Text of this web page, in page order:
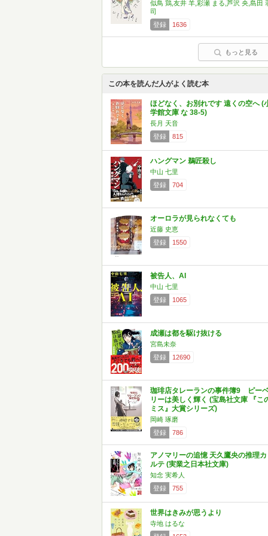
似鳥 鶏,友井 羊,彩瀬 まる,芦沢 央,島田
司
登録
1636
もっと見る
この本を読んだ人がよく読む本
ほどなく、お別れです 遠くの空へ (
学館文庫 な 38-5)
長月 天音
登録
815
ハングマン 鵜匠殺し
中山 七里
登録
704
オーロラが見られなくても
近藤 史恵
登録
1550
被告人、AI
中山 七里
登録
1065
成瀬は都を駆け抜ける
宮島未奈
登録
12690
珈琲店タレーランの事件簿9 ピー
リーは美しく輝く (宝島社文庫 『こ
ミス』大賞シリーズ)
岡崎 琢磨
登録
786
アノマリーの追憶 天久鷹央の推理カ
ルテ (実業之日本社文庫)
知念 実希人
登録
755
世界はきみが思うより
寺地 はるな